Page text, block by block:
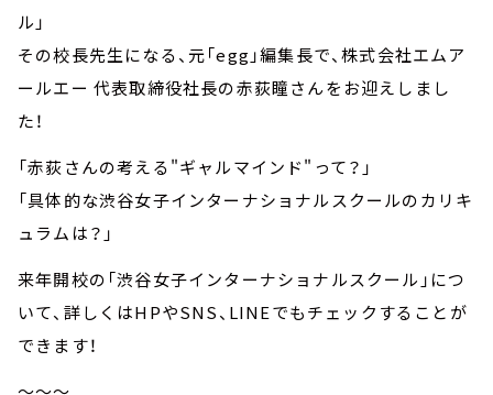
ル」
その校長先生になる、元「egg」編集長で、株式会社エムア
ールエー 代表取締役社長の赤荻瞳さんをお迎えしまし
た！
「赤荻さんの考える"ギャルマインド"って？」
「具体的な渋谷女子インターナショナルスクールのカリキ
ュラムは？」
来年開校の「渋谷女子インターナショナルスクール」につ
いて、詳しくはHPやSNS、LINEでもチェックすることが
できます！